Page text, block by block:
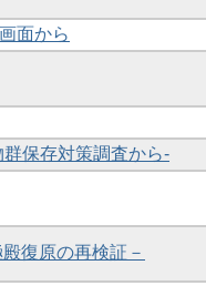
面から
保存対策調査から-
復原の再検証－